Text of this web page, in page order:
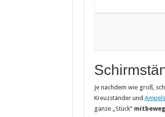
Je nachdem wie groß,
Kreuzständer und
ganze „Stück“